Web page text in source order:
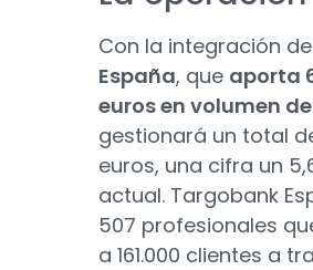
Con la integración de
España, que aporta
euros en volumen
gestionará un total de
euros, una cifra un
actual. Targobank
507 profesionales
a 161.000 clientes a